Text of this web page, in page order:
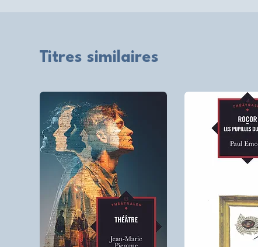
Titres similaires